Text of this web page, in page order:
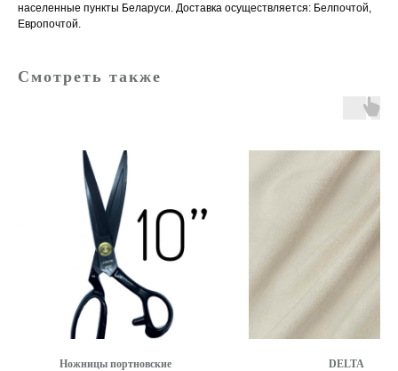
населенные пункты Беларуси. Доставка осуществляется: Белпочтой,
Европочтой.
Смотреть также
Ножницы портновские DELTA